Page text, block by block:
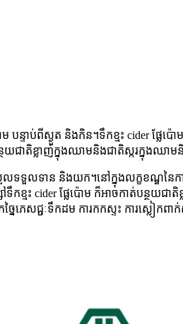
បន្ទាប់ពីស្ងួត និងកិន។ទឹកខ្មះ cider ផ្
យជាតិខ្លាញ់ក្នុងឈាមនិងជាតិស្ករក្នុងឈ
ទួលទាន និងយក។នៅក្នុងលក្ខខណ្ឌនៃកា
កខ្មះ cider ផ្លែប៉ោម ក៏អាចកាត់បន្ថយ
នៃភេសជ្ជៈទឹកដម ការកកស្ទះ ការស្លៀក